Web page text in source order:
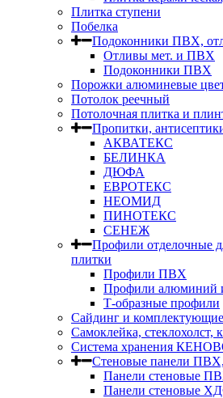
Плитка ступени
Побелка
Подоконники ПВХ,
Отливы мет. и ПВХ
Подоконники ПВХ
Порожки алюминевые
Потолок реечный
Потолочная плитка и
Пропитки,
АКВАТЕКС
БЕЛИНКА
ДЮФА
ЕВРОТЕКС
НЕОМИД
ПИНОТЕКС
СЕНЕЖ
Профили отделочные
плитки
Профили ПВХ
Профили алюминий
Т-образные профили
Сайдинг и комплектующие
Самоклейка, стеклохолст,
Система хранения
Стеновые панели
Панели стеновые
Панели стеновые